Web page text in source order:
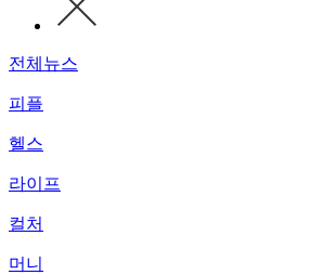
전체뉴스
피플
헬스
라이프
컬처
머니